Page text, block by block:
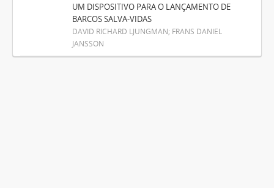
UM DISPOSITIVO PARA O LANÇAMENTO DE
BARCOS SALVA-VIDAS
DAVID RICHARD LJUNGMAN; FRANS DANIEL
JANSSON